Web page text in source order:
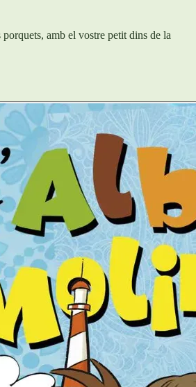
amb el vostre petit dins de la